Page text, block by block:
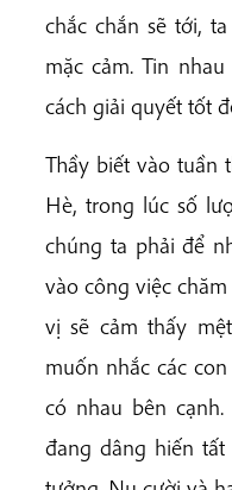
chắc chắn sẽ tới,
mặc cảm. Tin
cách giải quyết tốt
Thầy biết vào tuần
Hè, trong lúc số
chúng ta phải để
vào công việc
vị sẽ cảm thấy
muốn nhắc các
có nhau bên
đang dâng hiến